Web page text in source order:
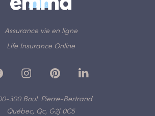
Assurance vie en ligne
Life Insurance Online
300 Boul. Pierre-Bertrand
Québec, Qc, G2J 0C5